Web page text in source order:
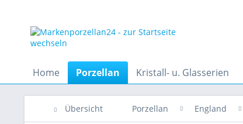
Home Porzellan Kristall- u. Glasserien
Übersicht Porzellan England